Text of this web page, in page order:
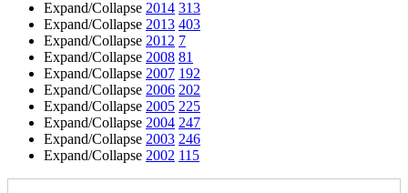
Expand/Collapse 2014 313
Expand/Collapse 2013 403
Expand/Collapse 2012 7
Expand/Collapse 2008 81
Expand/Collapse 2007 192
Expand/Collapse 2006 202
Expand/Collapse 2005 225
Expand/Collapse 2004 247
Expand/Collapse 2003 246
Expand/Collapse 2002 115